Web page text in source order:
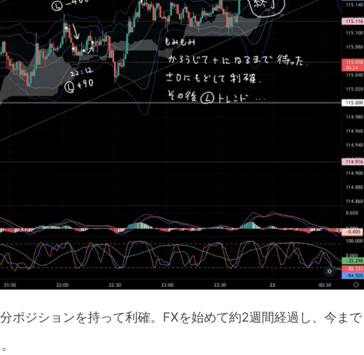
ポジションを持って利確。FXを始めて約2週間経過し、今まで